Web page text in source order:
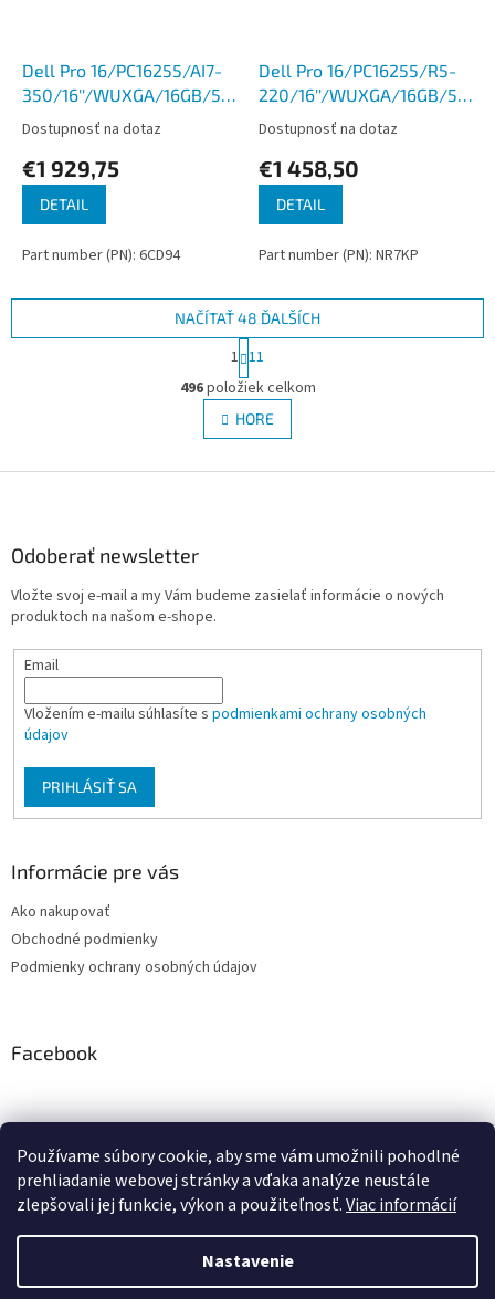
Používame súbory cookie, aby sme vám umožnili pohodlné
prehliadanie webovej stránky a vďaka analýze neustále
zlepšovali jej funkcie, výkon a použiteľnosť.Viac informácií
Nastavenie
Dell Pro 16/PC16255/AI7-
350/16''/WUXGA/16GB/512GB/AMD
int/W11P/Platinum/3R
Dostupnosť na dotaz
€1 929,75
DETAIL
Part number (PN): 6CD94
Dell Pro 16/PC16255/R5-
220/16''/WUXGA/16GB/
int/W11P/Gray/3R NBD
Dostupnosť na dotaz
€1 458,50
DETAIL
Part number (PN): NR7KP
O
v
l
á
r
v
y
p
NAČÍTAŤ 48 ĎALŠÍCH
S
t
r
á
n
k
v
1 11
496položiek celkom
HORE
Odoberať newsletter
Vložte svoj e-mail a my Vám budeme zasielať informácie o nových
produktoch na našom e-shope.
Email
Vložením e-mailu súhlasíte s podmienkami ochrany osobných
údajov
PRIHLÁSIŤ SA
Informácie pre vás
Ako nakupovať
Obchodné podmienky
Podmienky ochrany osobných údajov
Facebook
PRESMONT.IT
Vytvoril Shoptet